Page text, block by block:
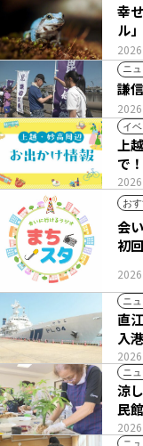
幸
ル
ニ
謙
イ
上
で！
お
会
初
ニ
直
ニ
涼
民館
ニ